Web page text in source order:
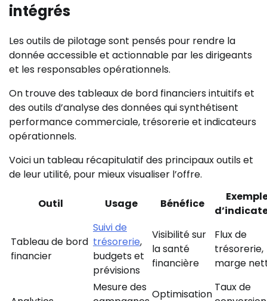
intégrés
Les outils de pilotage sont pensés pour rendre la
donnée accessible et actionnable par les dirigeants
et les responsables opérationnels.
On trouve des tableaux de bord financiers intuitifs et
des outils d’analyse des données qui synthétisent
performance commerciale, trésorerie et indicateurs
opérationnels.
Voici un tableau récapitulatif des principaux outils et
de leur utilité, pour mieux visualiser l’offre.
Outil Usage Bénéfice
Tableau de bord
financier
Suivi de
trésorerie,
budgets et
prévisions
Visibilité sur
la santé
financière
Flux de
trésorerie,
marge
Mesure des
Optimisation
Taux de